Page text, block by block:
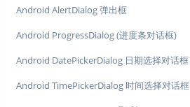
Android AlertDialog 弹出框
Android ProgressDialog (进度条对话框)
Android DatePickerDialog 日期选择对话框
Android TimePickerDialog 时间选择对话框